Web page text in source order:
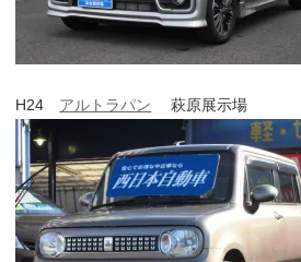
H24 アルトラパン 萩原展示場